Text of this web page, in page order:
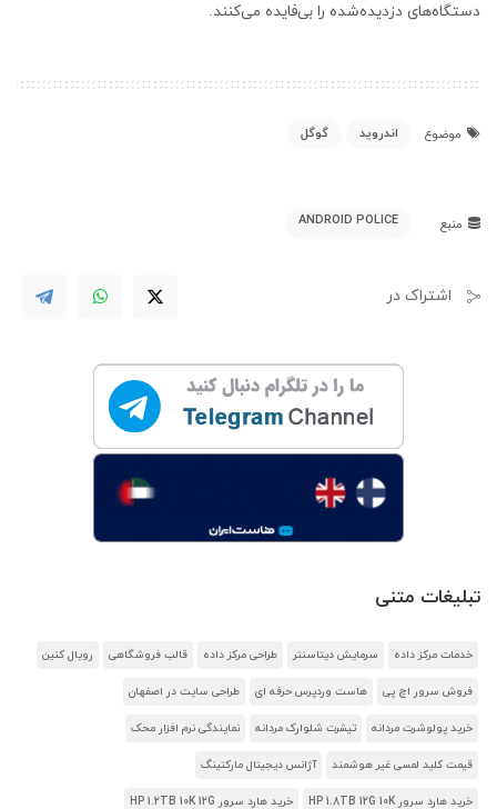
دستگاه‌های دزدیده‌شده را بی‌فایده می‌کنند.
موضوع اندروید گوگل
منبع ANDROID POLICE
اشتراک در
تبلیغات متنی
خدمات مرکز داده سرمایش دیتاسنتر طراحی مرکز داده قالب فروشگاهی رویال کنین
فروش سرور اچ پی هاست وردپرس حرفه ای طراحی سایت در اصفهان
خرید پولوشرت مردانه تیشرت شلوارک مردانه نمایندگی نرم افزار محک
قیمت کلید لمسی غیر هوشمند آژانس دیجیتال مارکتینگ
خرید هارد سرور HP 1.8TB 12G 10K خرید هارد سرور HP 1.2TB 10K 12G